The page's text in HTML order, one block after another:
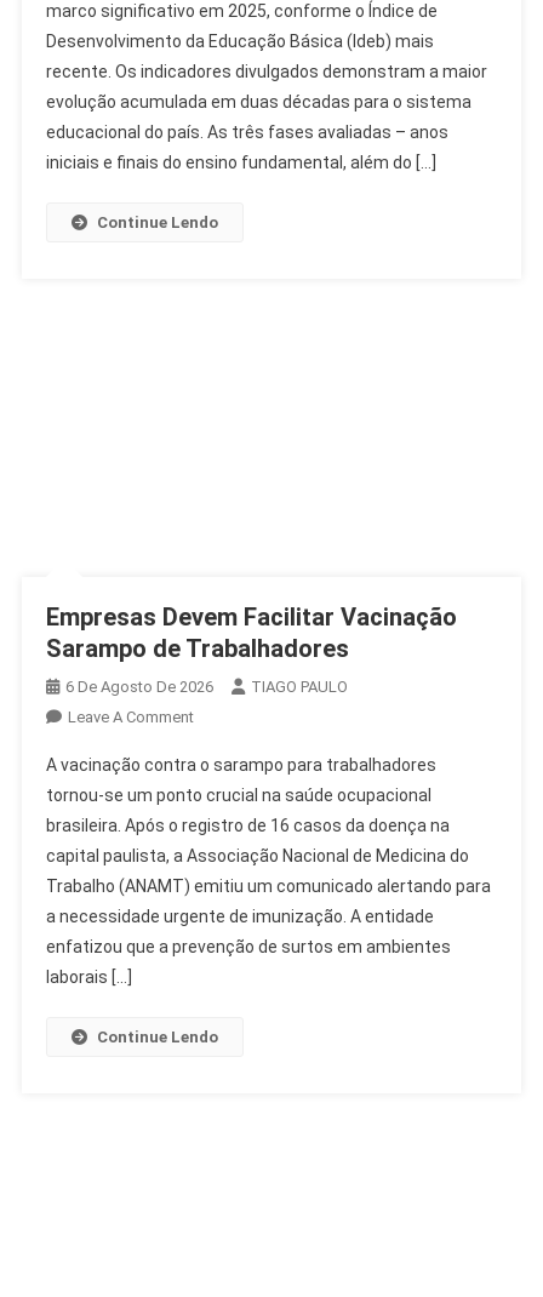
Avanço
Histórico
Da
Educação
Básica
No
marco significativo em 2025, conforme o Índice de
Desenvolvimento da Educação Básica (Ideb) mais
recente. Os indicadores divulgados demonstram a maior
evolução acumulada em duas décadas para o sistema
educacional do país. As três fases avaliadas – anos
iniciais e finais do ensino fundamental, além do […]
Continue Lendo
Empresas Devem Facilitar Vacinação
Sarampo de Trabalhadores
6 De Agosto De 2026
TIAGO PAULO
Leave A CommentOn
Devem
Facilitar
Vacinação
Sarampo
De
Trabalhadores
A vacinação contra o sarampo para trabalhadores
tornou-se um ponto crucial na saúde ocupacional
brasileira. Após o registro de 16 casos da doença na
capital paulista, a Associação Nacional de Medicina do
Trabalho (ANAMT) emitiu um comunicado alertando para
a necessidade urgente de imunização. A entidade
enfatizou que a prevenção de surtos em ambientes
laborais […]
Continue Lendo